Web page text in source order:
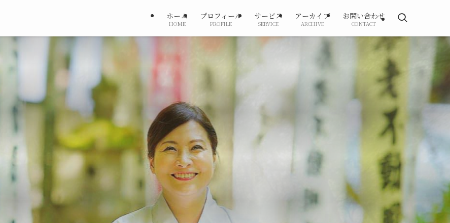
ホーム
HOME
プロフィール
PROFILE
サービス
SERVICE
アーカイブ
ARCHIVE
お問い合わせ
CONTACT